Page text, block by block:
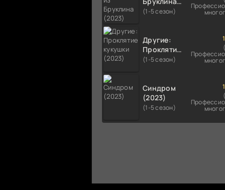
(2023)
(1-5 сезон)
Другие:
Проклятие
кукушки
(1-5 сезон)
Синдром
(2023)
(1-5 сезон)